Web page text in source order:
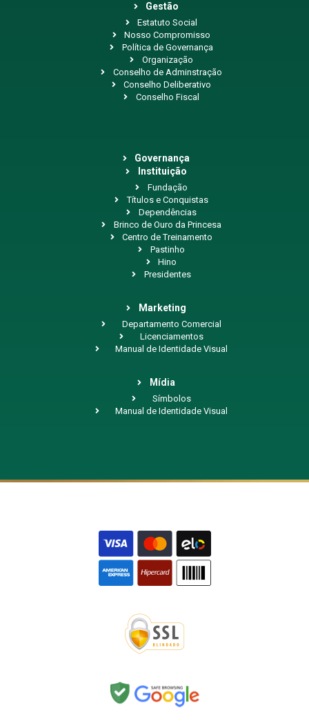
Gestão
Estatuto Social
Nosso Compromisso
Política de Governança
Organização
Conselho de Adminstração
Conselho Deliberativo
Conselho Fiscal
Governança
Instituição
Fundação
Títulos e Conquistas
Dependências
Brinco de Ouro da Princesa
Centro de Treinamento
Pastinho
Hino
Presidentes
Marketing
Departamento Comercial
Licenciamentos
Manual de Identidade Visual
Mídia
Símbolos
Manual de Identidade Visual